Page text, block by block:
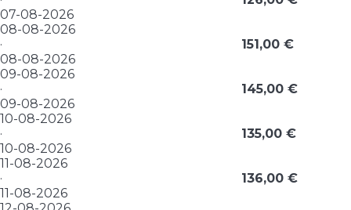
07-08-2026
08-08-2026
·
08-08-2026
151,00 €
09-08-2026
·
09-08-2026
145,00 €
10-08-2026
·
10-08-2026
135,00 €
11-08-2026
·
11-08-2026
136,00 €